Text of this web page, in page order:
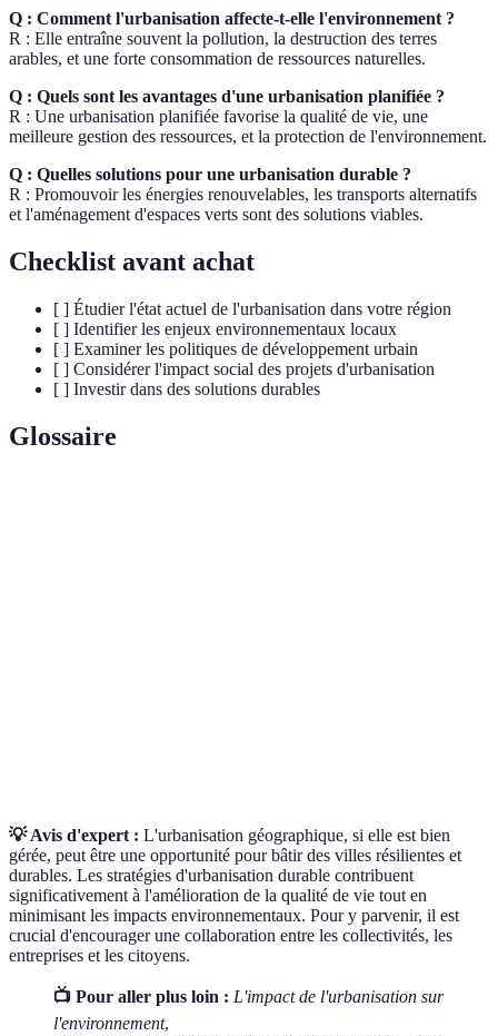
Q : Comment l'urbanisation affecte-t-elle l'environnement ?
R : Elle entraîne souvent la pollution, la destruction des terres
arables, et une forte consommation de ressources naturelles.
Q : Quels sont les avantages d'une urbanisation planifiée ?
R : Une urbanisation planifiée favorise la qualité de vie, une
meilleure gestion des ressources, et la protection de l'environnement.
Q : Quelles solutions pour une urbanisation durable ?
R : Promouvoir les énergies renouvelables, les transports alternatifs
et l'aménagement d'espaces verts sont des solutions viables.
Checklist avant achat
[ ] Étudier l'état actuel de l'urbanisation dans votre région
[ ] Identifier les enjeux environnementaux locaux
[ ] Examiner les politiques de développement urbain
[ ] Considérer l'impact social des projets d'urbanisation
[ ] Investir dans des solutions durables
Glossaire
💡 Avis d'expert : L'urbanisation géographique, si elle est bien
gérée, peut être une opportunité pour bâtir des villes résilientes et
durables. Les stratégies d'urbanisation durable contribuent
significativement à l'amélioration de la qualité de vie tout en
minimisant les impacts environnementaux. Pour y parvenir, il est
crucial d'encourager une collaboration entre les collectivités, les
entreprises et les citoyens.
📺 Pour aller plus loin : L'impact de l'urbanisation sur
l'environnement,